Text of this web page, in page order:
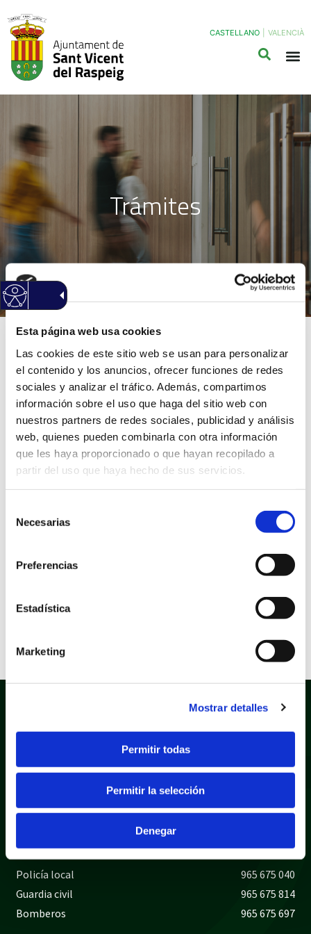
Esta página web usa cookies
Las cookies de este sitio web se usan para personalizar
el contenido y los anuncios, ofrecer funciones de redes
sociales y analizar el tráfico. Además, compartimos
información sobre el uso que haga del sitio web con
nuestros partners de redes sociales, publicidad y análisis
web, quienes pueden combinarla con otra información
que les haya proporcionado o que hayan recopilado a
partir del uso que haya hecho de sus servicios.
Necesarias
Preferencias
Estadística
Marketing
Mostrar detalles
Permitir todas
Permitir la selección
Denegar
CASTELLANO VALENCIÀ
Trámites
Inicio/Trámites/PMH00 – Aportación de
documentación a expedientes de Padrón Municipal de
Habitantes
PMH00 – Aportación de
documentación a
expedientes de Padrón
Municipal de Habitantes
Área: Padrón Municipal de Habitantes (PMH)
Política de privacidad
Aviso legal
Policía local
965 675 040
Guardia civil
965 675 814
Bomberos
965 675 697